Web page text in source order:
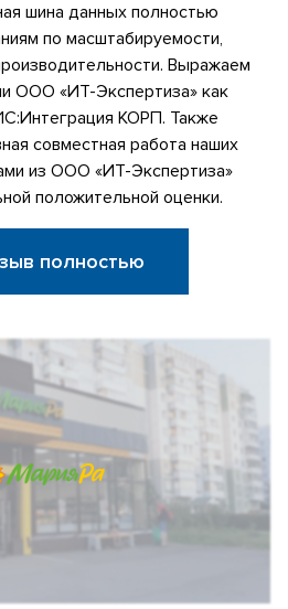
шина данных полностью
по масштабируемости,
Выражаем
ООО «ИТ-Экспертиза» как
КОРП. Также
совместная работа наших
из ООО «ИТ-Экспертиза»
положительной оценки.
полностью